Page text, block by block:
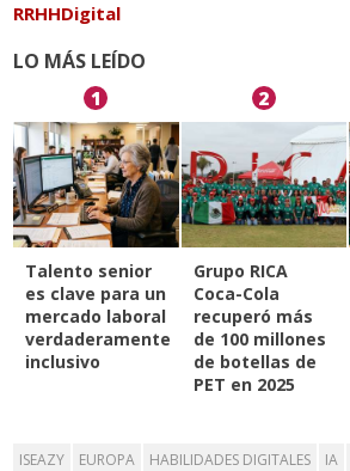
RRHHDigital
LO MÁS LEÍDO
1
Talento senior
es clave para un
mercado laboral
verdaderamente
inclusivo
2
Grupo RICA
Coca-Cola
recuperó más
de 100 millones
de botellas de
PET en 2025
ISEAZY EUROPA HABILIDADES DIGITALES IA